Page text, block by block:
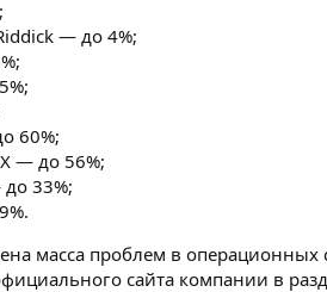
— до 4%;
60%;
— до 56%;
33%;
масса проблем в
сайта компании в